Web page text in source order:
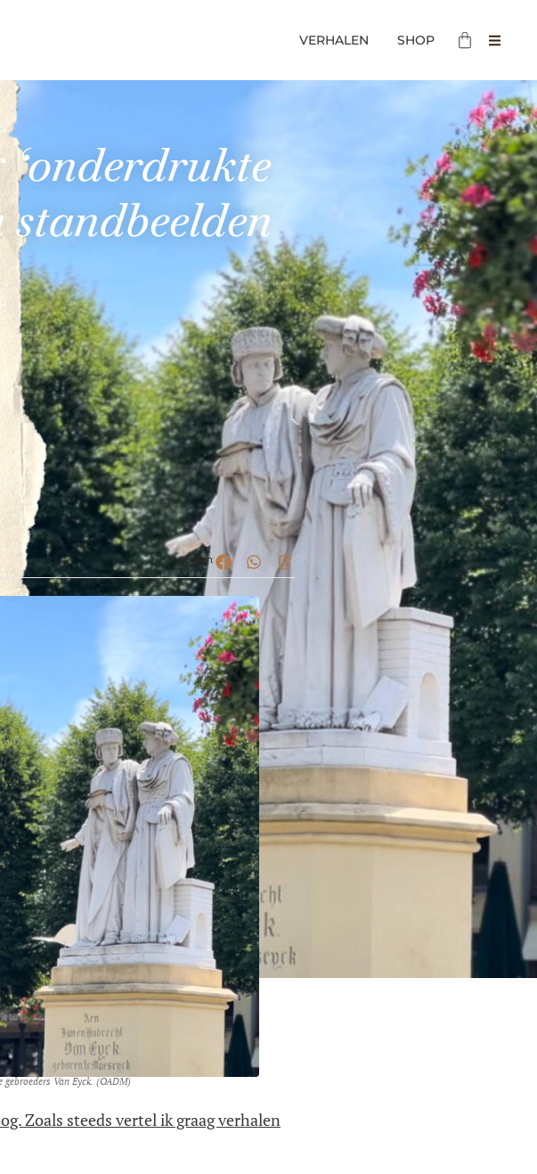
VERHALEN SHOP
Delen:
Van Eyck. (OADM)
Zoals steeds vertel ik graag verhalen